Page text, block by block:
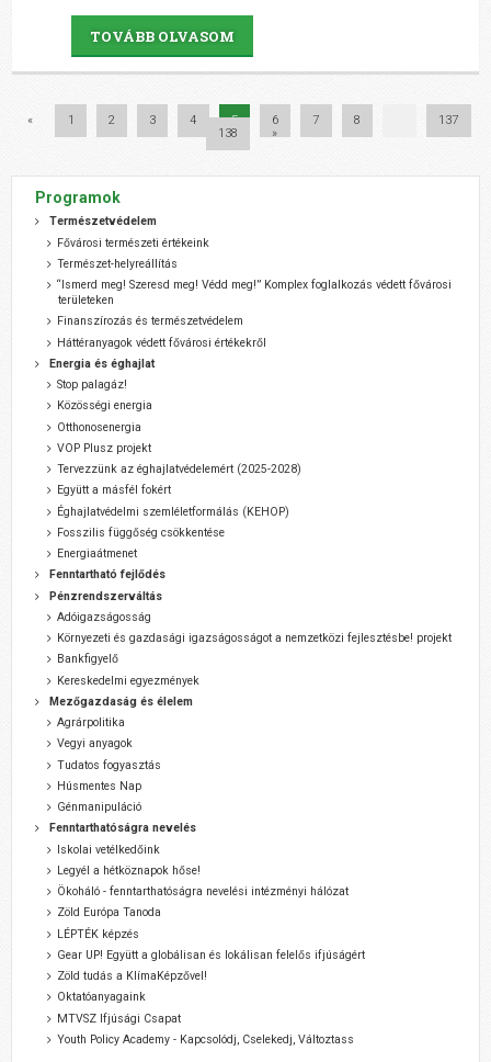
TOVÁBB OLVASOM
« 1 2 3 4 5 6 7 8
137
138
»
Programok
Természetvédelem
Fővárosi természeti értékeink
Természet-helyreállítás
“Ismerd meg! Szeresd meg! Védd meg!” Komplex foglalkozás védett fővárosi
területeken
Finanszírozás és természetvédelem
Háttéranyagok védett fővárosi értékekről
Energia és éghajlat
Stop palagáz!
Közösségi energia
Otthonosenergia
VOP Plusz projekt
Tervezzünk az éghajlatvédelemért (2025-2028)
Együtt a másfél fokért
Éghajlatvédelmi szemléletformálás (KEHOP)
Fosszilis függőség csökkentése
Energiaátmenet
Fenntartható fejlődés
Pénzrendszerváltás
Adóigazságosság
Környezeti és gazdasági igazságosságot a nemzetközi fejlesztésbe! projekt
Bankfigyelő
Kereskedelmi egyezmények
Mezőgazdaság és élelem
Agrárpolitika
Vegyi anyagok
Tudatos fogyasztás
Húsmentes Nap
Génmanipuláció
Fenntarthatóságra nevelés
Iskolai vetélkedőink
Legyél a hétköznapok hőse!
Ökoháló - fenntarthatóságra nevelési intézményi hálózat
Zöld Európa Tanoda
LÉPTÉK képzés
Gear UP! Együtt a globálisan és lokálisan felelős ifjúságért
Zöld tudás a KlímaKépzővel!
Oktatóanyagaink
MTVSZ Ifjúsági Csapat
Youth Policy Academy - Kapcsolódj, Cselekedj, Változtass